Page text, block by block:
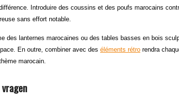
Introduire des coussins et des poufs marocains
sans effort notable.
des lanternes marocaines ou des tables basses en bois
En outre, combiner avec des éléments rétro rendra
marocain.